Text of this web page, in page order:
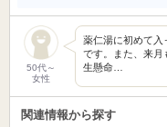
50代～
女性
薬仁湯に初めて入
です。また、来月
生懸命…
関連情報から探す